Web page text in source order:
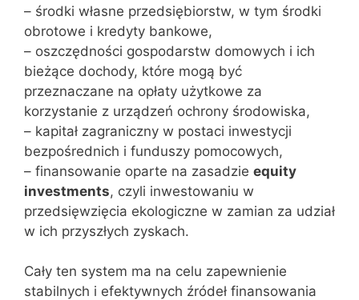
– środki własne przedsiębiorstw, w tym środki
obrotowe i kredyty bankowe,
– oszczędności gospodarstw domowych i ich
bieżące dochody, które mogą być
przeznaczane na opłaty użytkowe za
korzystanie z urządzeń ochrony środowiska,
– kapitał zagraniczny w postaci inwestycji
bezpośrednich i funduszy pomocowych,
– finansowanie oparte na zasadzie equity
investments, czyli inwestowaniu w
przedsięwzięcia ekologiczne w zamian za udział
w ich przyszłych zyskach.
Cały ten system ma na celu zapewnienie
stabilnych i efektywnych źródeł finansowania